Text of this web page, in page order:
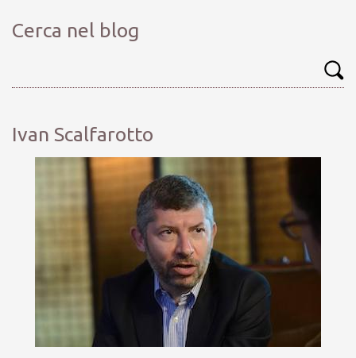
Cerca nel blog
Ivan Scalfarotto